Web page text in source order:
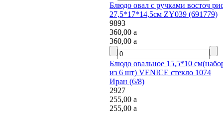
Блюдо овал с ручками восточ рис
27,5*17*14,5см ZY039 (691779)
9893
360,00a
360,00a
Блюдо овальное 15,5*10 см(набор
из 6 шт) VENICE стекло 1074
Иран (6/8)
2927
255,00a
255,00a